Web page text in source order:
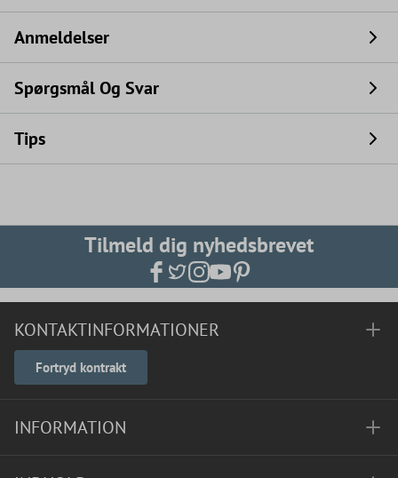
Anmeldelser
Spørgsmål Og Svar
Tips
Tilmeld dig nyhedsbrevet
KONTAKTINFORMATIONER
Fortryd kontrakt
INFORMATION